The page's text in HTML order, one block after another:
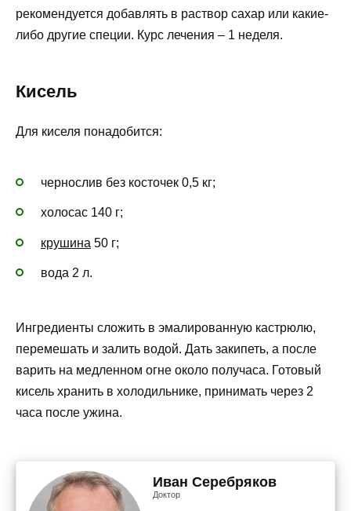
рекомендуется добавлять в раствор сахар или какие-
либо другие специи. Курс лечения – 1 неделя.
Кисель
Для киселя понадобится:
чернослив без косточек 0,5 кг;
холосас 140 г;
крушина 50 г;
вода 2 л.
Ингредиенты сложить в эмалированную кастрюлю,
перемешать и залить водой. Дать закипеть, а после
варить на медленном огне около получаса. Готовый
кисель хранить в холодильнике, принимать через 2
часа после ужина.
Иван Серебряков
Доктор